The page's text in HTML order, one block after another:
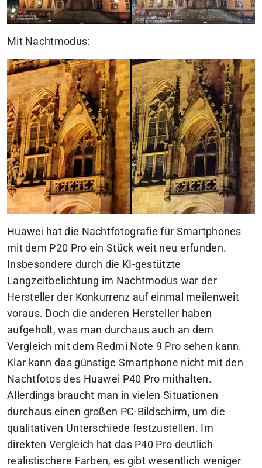
Mit Nachtmodus:
Huawei hat die Nachtfotografie für Smartphones
mit dem P20 Pro ein Stück weit neu erfunden.
Insbesondere durch die KI-gestützte
Langzeitbelichtung im Nachtmodus war der
Hersteller der Konkurrenz auf einmal meilenweit
voraus. Doch die anderen Hersteller haben
aufgeholt, was man durchaus auch an dem
Vergleich mit dem Redmi Note 9 Pro sehen kann.
Klar kann das günstige Smartphone nicht mit den
Nachtfotos des Huawei P40 Pro mithalten.
Allerdings braucht man in vielen Situationen
durchaus einen großen PC-Bildschirm, um die
qualitativen Unterschiede festzustellen. Im
direkten Vergleich hat das P40 Pro deutlich
realistischere Farben, es gibt wesentlich weniger